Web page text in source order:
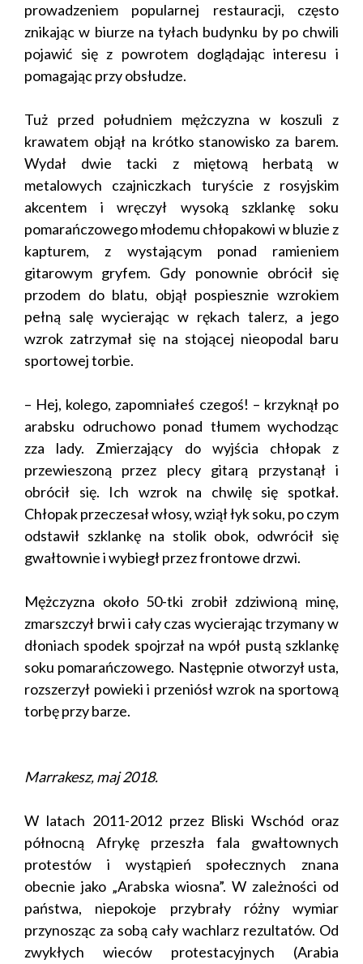
prowadzeniem popularnej restauracji, często
znikając w biurze na tyłach budynku by po chwili
pojawić się z powrotem doglądając interesu i
pomagając przy obsłudze.
Tuż przed południem mężczyzna w koszuli z
krawatem objął na krótko stanowisko za barem.
Wydał dwie tacki z miętową herbatą w
metalowych czajniczkach turyście z rosyjskim
akcentem i wręczył wysoką szklankę soku
pomarańczowego młodemu chłopakowi w bluzie z
kapturem, z wystającym ponad ramieniem
gitarowym gryfem. Gdy ponownie obrócił się
przodem do blatu, objął pospiesznie wzrokiem
pełną salę wycierając w rękach talerz, a jego
wzrok zatrzymał się na stojącej nieopodal baru
sportowej torbie.
– Hej, kolego, zapomniałeś czegoś! – krzyknął po
arabsku odruchowo ponad tłumem wychodząc
zza lady. Zmierzający do wyjścia chłopak z
przewieszoną przez plecy gitarą przystanął i
obrócił się. Ich wzrok na chwilę się spotkał.
Chłopak przeczesał włosy, wziął łyk soku, po czym
odstawił szklankę na stolik obok, odwrócił się
gwałtownie i wybiegł przez frontowe drzwi.
Mężczyzna około 50-tki zrobił zdziwioną minę,
zmarszczył brwi i cały czas wycierając trzymany w
dłoniach spodek spojrzał na wpół pustą szklankę
soku pomarańczowego. Następnie otworzył usta,
rozszerzył powieki i przeniósł wzrok na sportową
torbę przy barze.
Marrakesz, maj 2018.
W latach 2011-2012 przez Bliski Wschód oraz
północną Afrykę przeszła fala gwałtownych
protestów i wystąpień społecznych znana
obecnie jako „Arabska wiosna”. W zależności od
państwa, niepokoje przybrały różny wymiar
przynosząc za sobą cały wachlarz rezultatów. Od
zwykłych wieców protestacyjnych (Arabia